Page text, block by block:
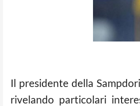
Il presidente della
rivelando particolari